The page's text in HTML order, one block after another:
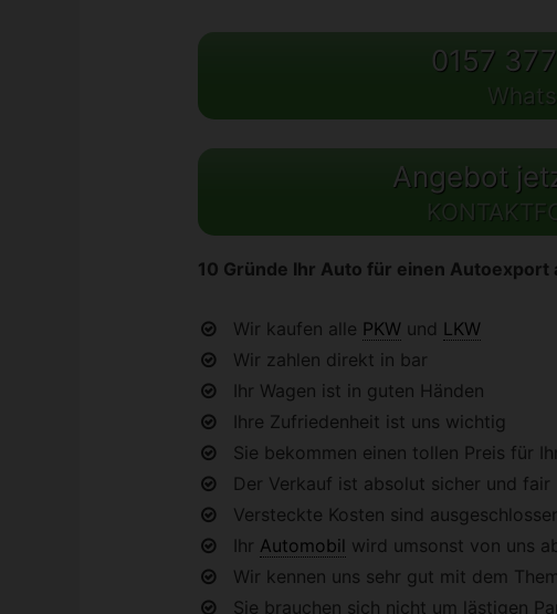
0157
Angebot
10 Gründe Ihr Auto für einen Autoexport
Wir kaufen alle PKW und LKW
Wir zahlen direkt in bar
Ihr Wagen ist in guten Händen
Ihre Zufriedenheit ist uns wichtig
Sie bekommen einen tollen Preis für Ihr
Der Verkauf ist absolut sicher und fair
Versteckte Kosten sind
Ihr Automobil wird umsonst von uns
Wir kennen uns sehr gut mit dem
Sie brauchen sich nicht um lästigen